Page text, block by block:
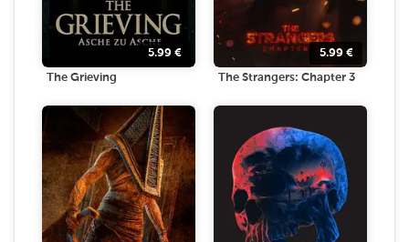
5.99 €
The Grieving
5.99 €
The Strangers: Chapter 3